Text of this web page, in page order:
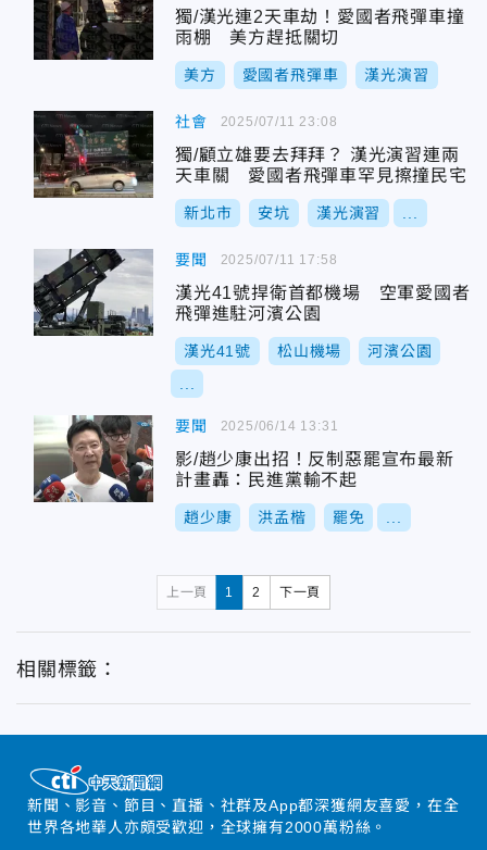
獨/漢光連2天車劫！愛國者飛彈車撞
雨棚 美方趕抵關切
美方 愛國者飛彈車 漢光演習
社會
獨/顧立雄要去拜拜？ 漢光演習連兩
天車關 愛國者飛彈車罕見擦撞民宅
新北市 安坑 漢光演習
2025/07/11 23:08
要聞
漢光41號捍衛首都機場 空軍愛國者
飛彈進駐河濱公園
漢光41號 松山機場 河濱公園
2025/07/11 17:58
要聞
影/趙少康出招！反制惡罷宣布最新
計畫轟：民進黨輸不起
趙少康 洪孟楷 罷免
2025/06/14 13:31
上一頁 1 2 下一頁
相關標籤：
新聞、影音、節目、直播、社群及App都深獲網友喜愛，在全
世界各地華人亦頗受歡迎，全球擁有2000萬粉絲。